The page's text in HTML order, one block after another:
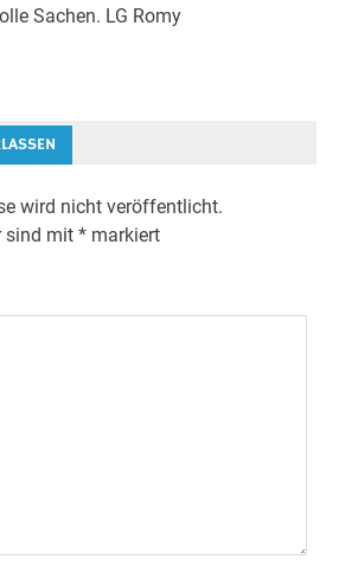
Sachen. LG Romy
wird nicht veröffentlicht.
sind mit* markiert